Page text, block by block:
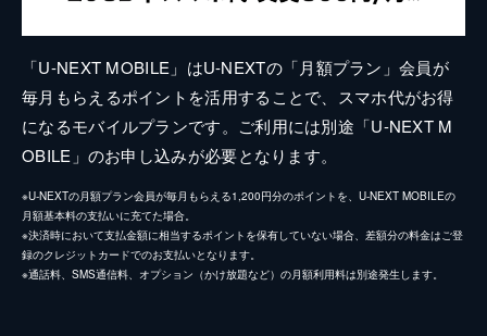
「U-NEXT MOBILE」はU-NEXTの「月額プラン」会員が
毎月もらえるポイントを活用することで、スマホ代がお得
になるモバイルプランです。ご利用には別途「U-NEXT M
OBILE」のお申し込みが必要となります。
※U-NEXTの月額プラン会員が毎月もらえる1,200円分のポイントを、U-NEXT MOBILEの
月額基本料の支払いに充てた場合。
※決済時において支払金額に相当するポイントを保有していない場合、差額分の料金はご登
録のクレジットカードでのお支払いとなります。
※通話料、SMS通信料、オプション（かけ放題など）の月額利用料は別途発生します。